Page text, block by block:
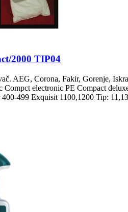
2000 TIP04
AEG, Corona, Fakir, Gorenje,
Compct electronic PE Compact
499 Exquisit 1100,1200 Tip: 11,13